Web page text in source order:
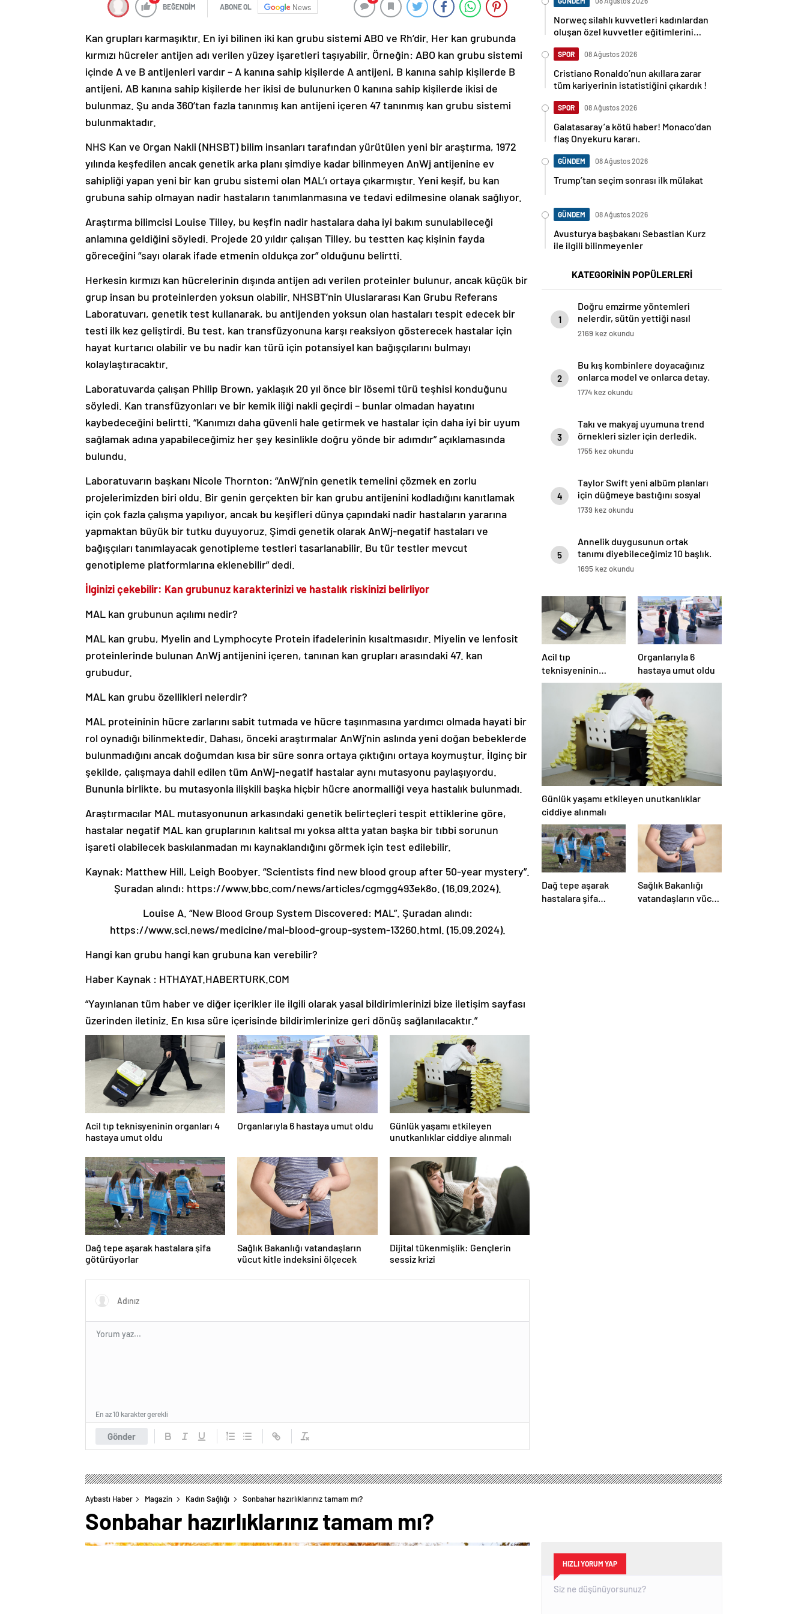
BEĞENDİM ABONE OL News
Kan grupları karmaşıktır. En iyi bilinen iki kan grubu sistemi ABO ve Rh’dir. Her kan grubunda
kırmızı hücreler antijen adı verilen yüzey işaretleri taşıyabilir. Örneğin: ABO kan grubu sistemi
içinde A ve B antijenleri vardır – A kanına sahip kişilerde A antijeni, B kanına sahip kişilerde B
antijeni, AB kanına sahip kişilerde her ikisi de bulunurken 0 kanına sahip kişilerde ikisi de
bulunmaz. Şu anda 360’tan fazla tanınmış kan antijeni içeren 47 tanınmış kan grubu sistemi
bulunmaktadır.
NHS Kan ve Organ Nakli (NHSBT) bilim insanları tarafından yürütülen yeni bir araştırma, 1972
yılında keşfedilen ancak genetik arka planı şimdiye kadar bilinmeyen AnWj antijenine ev
sahipliği yapan yeni bir kan grubu sistemi olan MAL’ı ortaya çıkarmıştır. Yeni keşif, bu kan
grubuna sahip olmayan nadir hastaların tanımlanmasına ve tedavi edilmesine olanak sağlıyor.
Araştırma bilimcisi Louise Tilley, bu keşfin nadir hastalara daha iyi bakım sunulabileceği
anlamına geldiğini söyledi. Projede 20 yıldır çalışan Tilley, bu testten kaç kişinin fayda
göreceğini “sayı olarak ifade etmenin oldukça zor” olduğunu belirtti.
Herkesin kırmızı kan hücrelerinin dışında antijen adı verilen proteinler bulunur, ancak küçük bir
grup insan bu proteinlerden yoksun olabilir. NHSBT’nin Uluslararası Kan Grubu Referans
Laboratuvarı, genetik test kullanarak, bu antijenden yoksun olan hastaları tespit edecek bir
testi ilk kez geliştirdi. Bu test, kan transfüzyonuna karşı reaksiyon gösterecek hastalar için
hayat kurtarıcı olabilir ve bu nadir kan türü için potansiyel kan bağışçılarını bulmayı
kolaylaştıracaktır.
Laboratuvarda çalışan Philip Brown, yaklaşık 20 yıl önce bir lösemi türü teşhisi konduğunu
söyledi. Kan transfüzyonları ve bir kemik iliği nakli geçirdi – bunlar olmadan hayatını
kaybedeceğini belirtti. “Kanımızı daha güvenli hale getirmek ve hastalar için daha iyi bir uyum
sağlamak adına yapabileceğimiz her şey kesinlikle doğru yönde bir adımdır” açıklamasında
bulundu.
Laboratuvarın başkanı Nicole Thornton: “AnWj’nin genetik temelini çözmek en zorlu
projelerimizden biri oldu. Bir genin gerçekten bir kan grubu antijenini kodladığını kanıtlamak
için çok fazla çalışma yapılıyor, ancak bu keşifleri dünya çapındaki nadir hastaların yararına
yapmaktan büyük bir tutku duyuyoruz. Şimdi genetik olarak AnWj-negatif hastaları ve
bağışçıları tanımlayacak genotipleme testleri tasarlanabilir. Bu tür testler mevcut
genotipleme platformlarına eklenebilir” dedi.
İlginizi çekebilir: Kan grubunuz karakterinizi ve hastalık riskinizi belirliyor
MAL kan grubunun açılımı nedir?
MAL kan grubu, Myelin and Lymphocyte Protein ifadelerinin kısaltmasıdır. Miyelin ve lenfosit
proteinlerinde bulunan AnWj antijenini içeren, tanınan kan grupları arasındaki 47. kan
grubudur.
MAL kan grubu özellikleri nelerdir?
MAL proteininin hücre zarlarını sabit tutmada ve hücre taşınmasına yardımcı olmada hayati bir
rol oynadığı bilinmektedir. Dahası, önceki araştırmalar AnWj’nin aslında yeni doğan bebeklerde
bulunmadığını ancak doğumdan kısa bir süre sonra ortaya çıktığını ortaya koymuştur. İlginç bir
şekilde, çalışmaya dahil edilen tüm AnWj-negatif hastalar aynı mutasyonu paylaşıyordu.
Bununla birlikte, bu mutasyonla ilişkili başka hiçbir hücre anormalliği veya hastalık bulunmadı.
Araştırmacılar MAL mutasyonunun arkasındaki genetik belirteçleri tespit ettiklerine göre,
hastalar negatif MAL kan gruplarının kalıtsal mı yoksa altta yatan başka bir tıbbi sorunun
işareti olabilecek baskılanmadan mı kaynaklandığını görmek için test edilebilir.
Kaynak: Matthew Hill, Leigh Boobyer. “Scientists find new blood group after 50-year mystery”.
Şuradan alındı: https://www.bbc.com/news/articles/cgmgg493ek8o. (16.09.2024).
Louise A. “New Blood Group System Discovered: MAL”. Şuradan alındı:
https://www.sci.news/medicine/mal-blood-group-system-13260.html. (15.09.2024).
Hangi kan grubu hangi kan grubuna kan verebilir?
Haber Kaynak : HTHAYAT.HABERTURK.COM
“Yayınlanan tüm haber ve diğer içerikler ile ilgili olarak yasal bildirimlerinizi bize iletişim sayfası
üzerinden iletiniz. En kısa süre içerisinde bildirimlerinize geri dönüş sağlanılacaktır.”
Acil tıp teknisyeninin organları 4
hastaya umut oldu
Organlarıyla 6 hastaya umut oldu
Günlük yaşamı etkileyen
unutkanlıklar ciddiye alınmalı
Dağ tepe aşarak hastalara şifa
götürüyorlar
Sağlık Bakanlığı vatandaşların
vücut kitle indeksini ölçecek
Dijital tükenmişlik: Gençlerin
sessiz krizi
Gönder
En az 10 karakter gerekli
Norweç silahlı kuvvetleri kadınlardan
oluşan özel kuvvetler eğitimlerini
SPOR 08 Ağustos 2026
Cristiano Ronaldo’nun akıllara zarar
tüm kariyerinin istatistiğini çıkardık !
SPOR 08 Ağustos 2026
Galatasaray’a kötü haber! Monaco’dan
flaş Onyekuru kararı.
GÜNDEM 08 Ağustos 2026
Trump’tan seçim sonrası ilk mülakat
GÜNDEM 08 Ağustos 2026
Avusturya başbakanı Sebastian Kurz
ile ilgili bilinmeyenler
KATEGORİNİN POPÜLERLERİ
1
Doğru emzirme yöntemleri
nelerdir, sütün yettiği nasıl
anlaşılır?
2169 kez okundu
2
Bu kış kombinlere doyacağınız
onlarca model ve onlarca detay.
1774 kez okundu
3
Takı ve makyaj uyumuna trend
örnekleri sizler için derledik.
1755 kez okundu
4
Taylor Swift yeni albüm planları
için düğmeye bastığını sosyal
medyadan duyurdu!
1739 kez okundu
5
Annelik duygusunun ortak
tanımı diyebileceğimiz 10 başlık.
1695 kez okundu
Acil tıp
teknisyeninin
organları 4 hastaya
Organlarıyla 6
hastaya umut oldu
Günlük yaşamı etkileyen unutkanlıklar
ciddiye alınmalı
Dağ tepe aşarak
hastalara şifa
Sağlık Bakanlığı
vatandaşların vücut
Aybastı Haber Magazin Kadın Sağlığı Sonbahar hazırlıklarınız tamam mı?
Sonbahar hazırlıklarınız tamam mı?
HIZLI YORUM YAP